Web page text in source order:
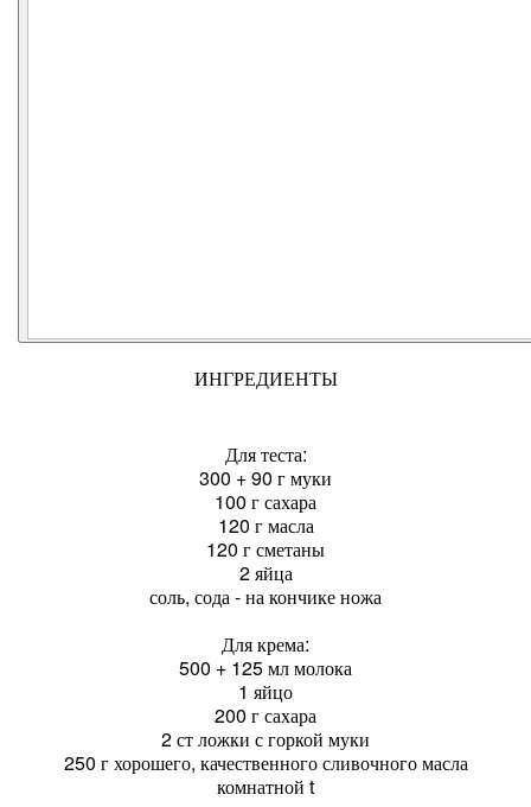
ИНГРЕДИЕНТЫ
Для теста:
300 + 90 г муки
100 г сахара
120 г масла
120 г сметаны
2 яйца
соль, сода - на кончике ножа
Для крема:
500 + 125 мл молока
1 яйцо
200 г сахара
2 ст ложки с горкой муки
250 г хорошего, качественного сливочного масла
комнатной t